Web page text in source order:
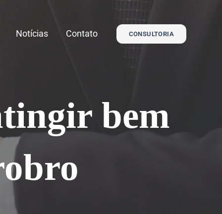
Notícias Contato CONSULTORIA
bem